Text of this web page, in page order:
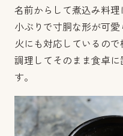
名前からして煮込み料理
小ぶりで寸胴な形が可
火にも対応しているので
調理してそのまま食卓
す。